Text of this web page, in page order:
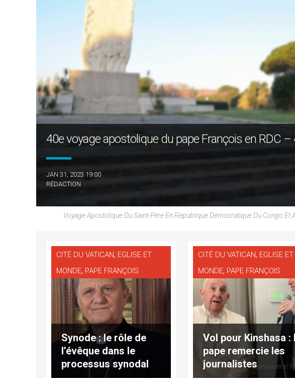
40e voyage apostolique du pape François en RDC
JAN 31, 2023 19:00
RÉDACTION
Voyage Apostolique Du Saint-Père En République Démocratique Du Congo
CITÉ DU VATICAN, EGLISE ET
MONDE, PAPE FRANÇOIS
Synode : le rôle de
l’évêque dans le
processus synodal
CITÉ DU VATICAN, EGLISE ET
MONDE, PAPE FRANÇOIS
Vol pour Kinshasa :
pape remercie les
journalistes